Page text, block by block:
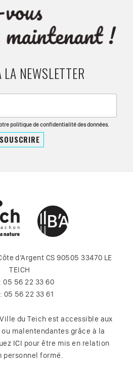
NEWSLETTER
politique de confidentialité des données.
d’Argent CS 90505 33470 LE
TEICH
05 56 22 33 60
05 56 22 33 61
du Teich est accessible aux
malentendantes grâce à la
ICI pour être mis en relation
personnel formé.